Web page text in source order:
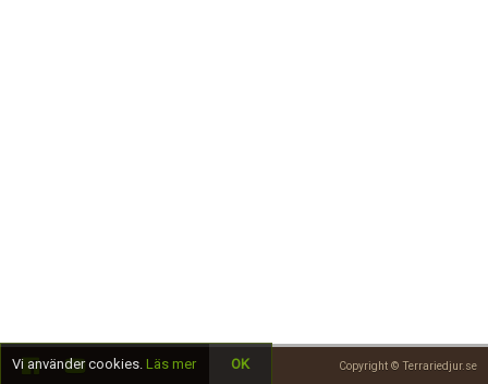
Copyright © Terrariedjur.se
Vi använder cookies. Läs mer OK